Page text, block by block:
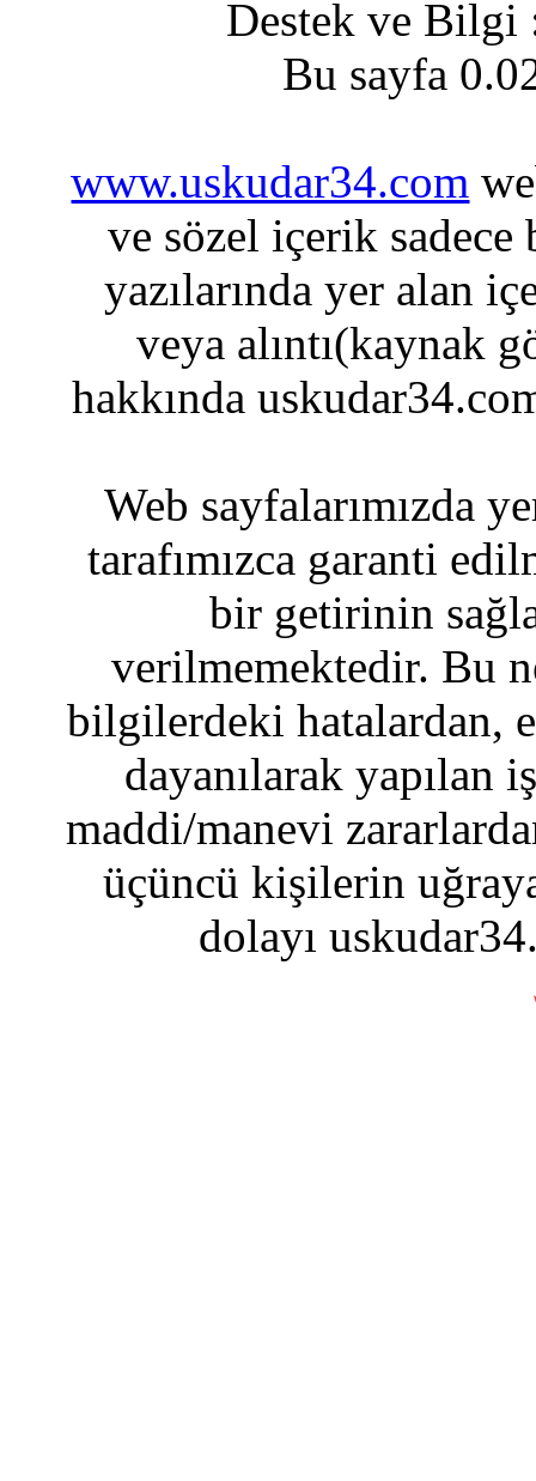
Destek ve
Bu sayfa
www.uskudar34.com
ve sözel içerik sadece
yazılarında yer alan
veya alıntı(kaynak
hakkında
Web sayfalarımızda
tarafımızca garanti
bir getirinin
verilmemektedir. Bu
bilgilerdeki hatalardan,
dayanılarak yapılan
maddi/manevi
üçüncü kişilerin
dolayı